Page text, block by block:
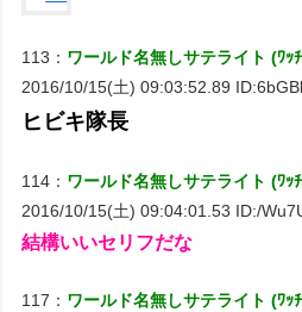
113： ワールド名無しサテライト (ﾜｯ
2016/10/15(土) 09:03:52.89
ヒビキ隊長
114： ワールド名無しサテライト (ﾜｯ
2016/10/15(土) 09:04:01.53 ID:/
結構いいセリフだな
117： ワールド名無しサテライト (ﾜｯ